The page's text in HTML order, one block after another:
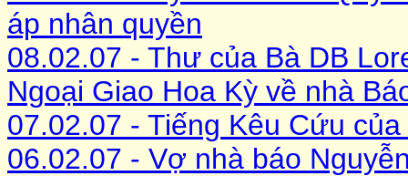
áp nhân quyền
08.02.07 - Thư của Bà DB
Ngoại Giao Hoa Kỳ về nhà
07.02.07 - Tiếng Kêu Cứu
06.02.07 - Vợ nhà báo